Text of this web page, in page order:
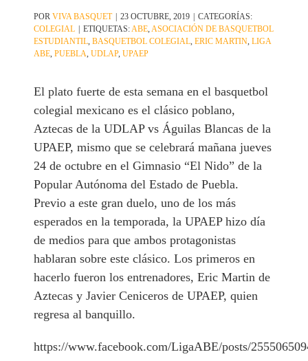
PORVIVA BASQUET | 23 OCTUBRE, 2019 | CATEGORÍAS:
COLEGIAL | ETIQUETAS: ABE ASOCIACIÓN DE BASQUETBOL
ESTUDIANTIL ,BASQUETBOL COLEGIAL ,ERIC MARTIN ,LIGA
ABE ,PUEBLA ,UDLAP,UPAEP
El plato fuerte de esta semana en el basquetbol
colegial mexicano es el clásico poblano,
Aztecas de la UDLAP vs Águilas Blancas de la
UPAEP, mismo que se celebrará mañana jueves
24 de octubre en el Gimnasio “El Nido” de la
Popular Autónoma del Estado de Puebla.
Previo a este gran duelo, uno de los más
esperados en la temporada, la UPAEP hizo día
de medios para que ambos protagonistas
hablaran sobre este clásico. Los primeros en
hacerlo fueron los entrenadores, Eric Martin de
Aztecas y Javier Ceniceros de UPAEP, quien
regresa al banquillo.
https://www.facebook.com/LigaABE/posts/